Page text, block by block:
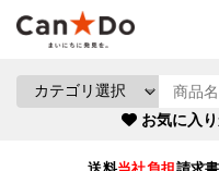
お気に入